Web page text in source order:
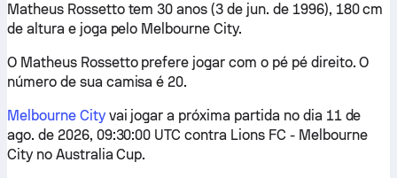
Matheus Rossetto tem 30 anos (3 de jun. de 1996), 180 cm
de altura e joga pelo Melbourne City.
O Matheus Rossetto prefere jogar com o pé pé direito. O
número de sua camisa é 20.
Melbourne Cityvai jogar a próxima partida no dia 11 de
ago. de 2026, 09:30:00 UTC contra Lions FC - Melbourne
City no Australia Cup.